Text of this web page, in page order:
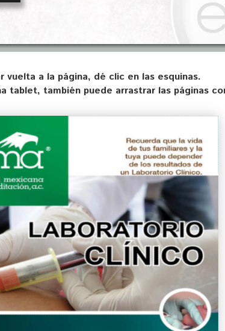
vuelta a la página, dé clic en las esquinas.
tablet, también puede arrastrar las páginas